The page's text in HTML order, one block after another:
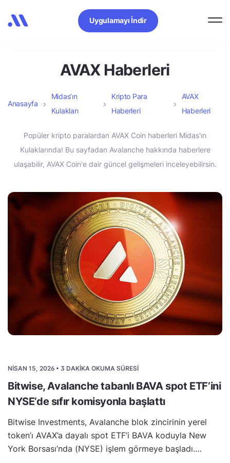
Uygulamayı İndir
AVAX Haberleri
Anasayfa
Midas’ın
Kulakları
Kripto Para
Haberleri
AVAX
Haberleri
Popüler kripto paralardan AVAX Coin haberleri Midas'ın
Kulaklarında! Bu sayfadan Avalanche hakkında haberlere
ulaşabilir, AVAX Coin'e dair güncel gelişmeleri inceleyebilirsin.
NISAN 15, 2026 • 3 DAKIKA OKUMA SÜRESI
Bitwise, Avalanche tabanlı BAVA spot ETF’ini
NYSE’de sıfır komisyonla başlattı
Bitwise Investments, Avalanche blok zincirinin yerel
token’ı AVAX’a dayalı spot ETF’i BAVA koduyla New
York Borsası’nda (NYSE) işlem görmeye başladı.…